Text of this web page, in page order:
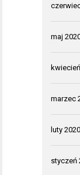
maj
marzec
luty 2020
styczeń